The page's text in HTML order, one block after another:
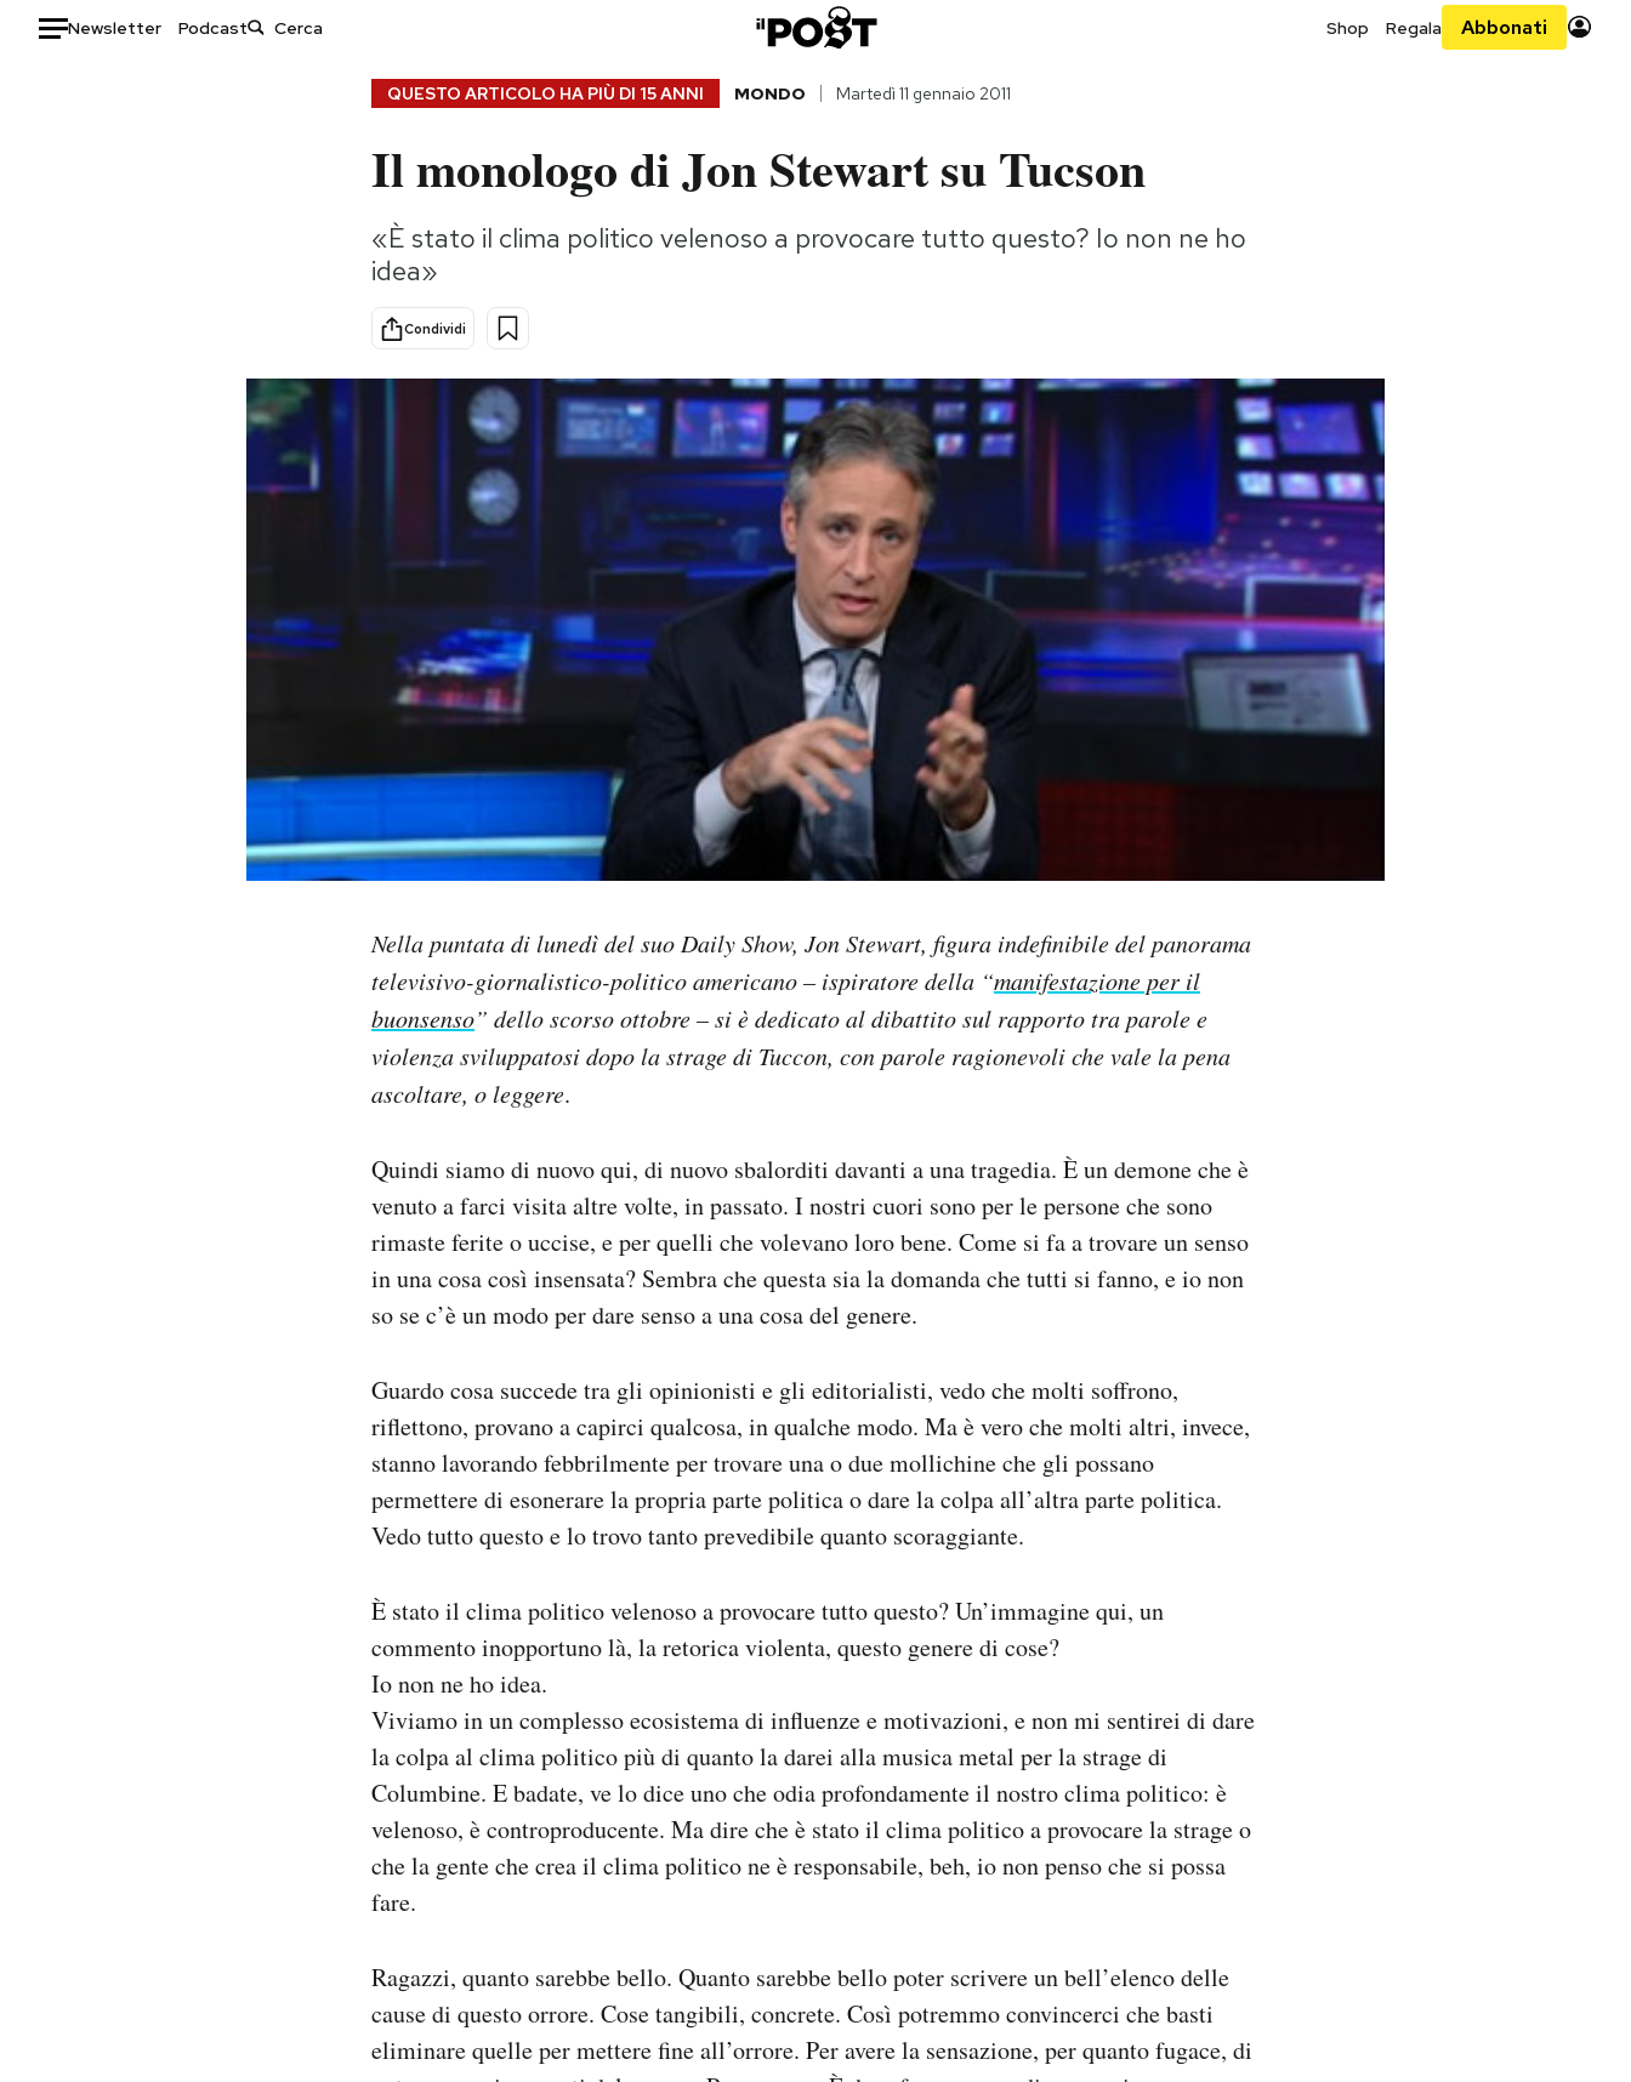
Newsletter Podcast Shop Regala Abbonati
Consumismi
Storie/Idee
Ok Boomer!
Media
Altrecose
Mondiali calcio 2026
QUESTO ARTICOLO HA PIÙ DI 15 ANNI MONDO Martedì 11 gennaio 2011
Il monologo di Jon Stewart su Tucson
«È stato il clima politico velenoso a provocare tutto questo? Io non ne ho
idea»
Condividi
Nella puntata di lunedì del suo Daily Show, Jon Stewart, figura indefinibile del panorama
televisivo-giornalistico-politico americano – ispiratore della “manifestazione per il
buonsenso” dello scorso ottobre – si è dedicato al dibattito sul rapporto tra parole e
violenza sviluppatosi dopo la strage di Tuccon, con parole ragionevoli che vale la pena
ascoltare, o leggere.
Quindi siamo di nuovo qui, di nuovo sbalorditi davanti a una tragedia. È un demone che è
venuto a farci visita altre volte, in passato. I nostri cuori sono per le persone che sono
rimaste ferite o uccise, e per quelli che volevano loro bene. Come si fa a trovare un senso
in una cosa così insensata? Sembra che questa sia la domanda che tutti si fanno, e io non
so se c’è un modo per dare senso a una cosa del genere.
Guardo cosa succede tra gli opinionisti e gli editorialisti, vedo che molti soffrono,
riflettono, provano a capirci qualcosa, in qualche modo. Ma è vero che molti altri, invece,
stanno lavorando febbrilmente per trovare una o due mollichine che gli possano
permettere di esonerare la propria parte politica o dare la colpa all’altra parte politica.
Vedo tutto questo e lo trovo tanto prevedibile quanto scoraggiante.
È stato il clima politico velenoso a provocare tutto questo? Un’immagine qui, un
commento inopportuno là, la retorica violenta, questo genere di cose?
Io non ne ho idea.
Viviamo in un complesso ecosistema di influenze e motivazioni, e non mi sentirei di dare
la colpa al clima politico più di quanto la darei alla musica metal per la strage di
Columbine. E badate, ve lo dice uno che odia profondamente il nostro clima politico: è
velenoso, è controproducente. Ma dire che è stato il clima politico a provocare la strage o
che la gente che crea il clima politico ne è responsabile, beh, io non penso che si possa
fare.
Ragazzi, quanto sarebbe bello. Quanto sarebbe bello poter scrivere un bell’elenco delle
cause di questo orrore. Cose tangibili, concrete. Così potremmo convincerci che basti
eliminare quelle per mettere fine all’orrore. Per avere la sensazione, per quanto fugace, di